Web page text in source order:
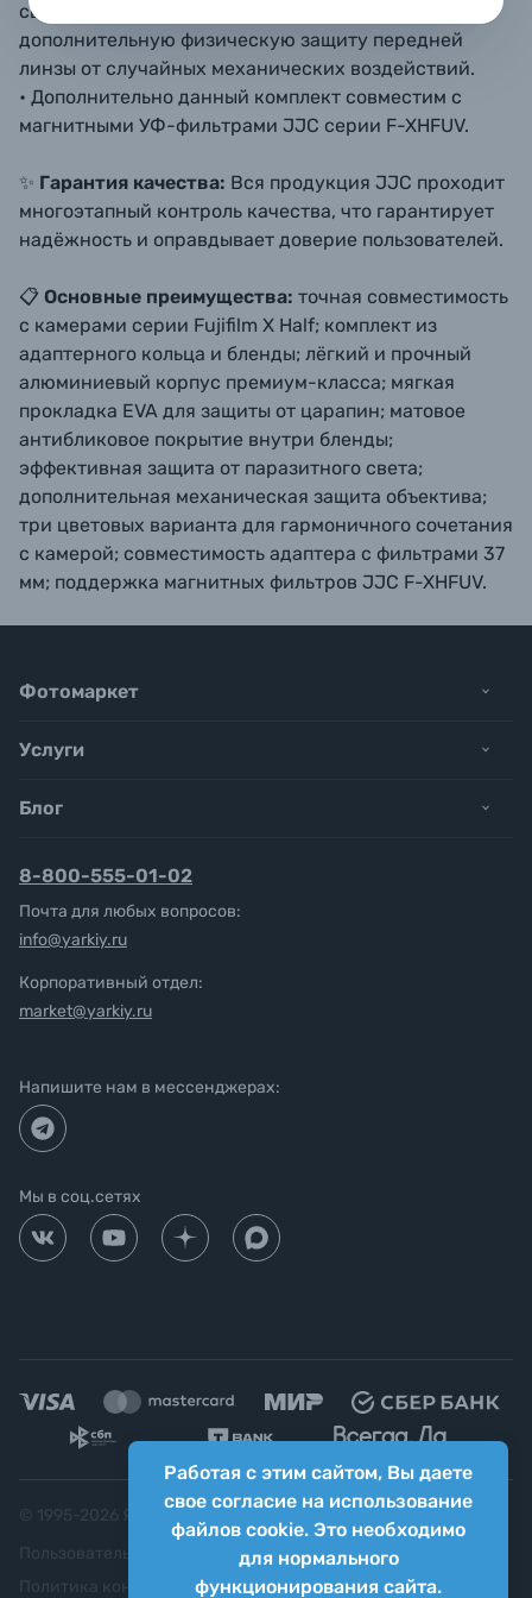
света в оптическую систему, а также обеспечивает
дополнительную физическую защиту передней
линзы от случайных механических воздействий.
• Дополнительно данный комплект совместим с
магнитными УФ-фильтрами JJC серии F-XHFUV.
✨ Гарантия качества: Вся продукция JJC проходит
многоэтапный контроль качества, что гарантирует
надёжность и оправдывает доверие пользователей.
📋 Основные преимущества: точная совместимость
с камерами серии Fujifilm X Half; комплект из
адаптерного кольца и бленды; лёгкий и прочный
алюминиевый корпус премиум-класса; мягкая
прокладка EVA для защиты от царапин; матовое
антибликовое покрытие внутри бленды;
эффективная защита от паразитного света;
дополнительная механическая защита объектива;
три цветовых варианта для гармоничного сочетания
с камерой; совместимость адаптера с фильтрами 37
мм; поддержка магнитных фильтров JJC F-XHFUV.
Работая с этим сайтом, Вы даете
свое согласие на использование
файлов cookie. Это необходимо
для нормального
функционирования сайта.
Фотомаркет
Услуги
Блог
8-800-555-01-02
Почта для любых вопросов:
info@yarkiy.ru
Корпоративный отдел:
market@yarkiy.ru
Напишите нам в мессенджерах:
Мы в соц.сетях
Яркий фотомаркет ("Яркий Мир")
Пользовательское соглашение
Политика конфиденциальности